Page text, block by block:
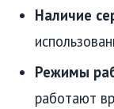
Наличие
Режимы
работают